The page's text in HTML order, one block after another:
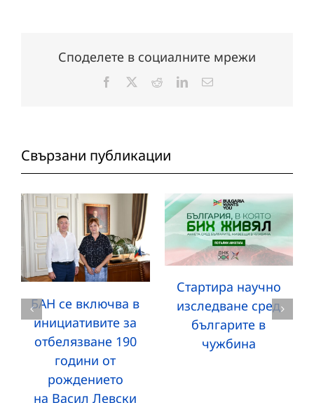
Споделете в социалните мрежи
Facebook RedditLinkedInЕлектронна
Свързани публикации
БАН се включва в
инициативите за
отбелязване 190
години от
рождението
на Васил Левски
Стартира научно
изследване сред
българите в
чужбина